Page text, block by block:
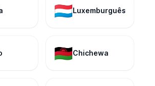
🇱🇺Luxemburguês
🇲🇼Chichewa